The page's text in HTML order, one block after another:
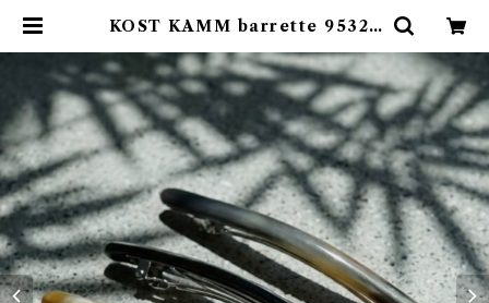
KOST KAMM barrette 9532 |